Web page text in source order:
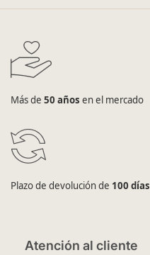
Más de 50 años en el mercado
Plazo de devolución de 100 días
Atención al cliente